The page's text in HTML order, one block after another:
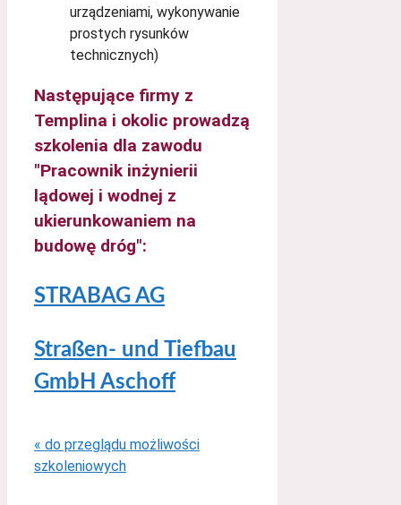
urządzeniami, wykonywanie
prostych rysunków
technicznych)
Następujące firmy z
Templina i okolic prowadzą
szkolenia dla zawodu
"Pracownik inżynierii
lądowej i wodnej z
ukierunkowaniem na
budowę dróg":
STRABAG AG
Straßen- und Tiefbau
GmbH Aschoff
« do przeglądu możliwości
szkoleniowych